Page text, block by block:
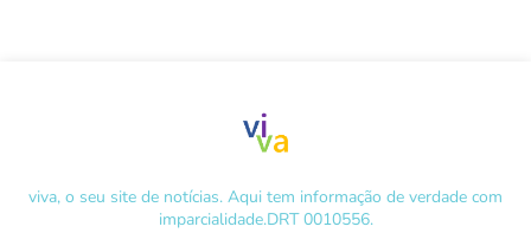
viva, o seu site de notícias. Aqui tem informação de verdade com
imparcialidade.DRT 0010556.